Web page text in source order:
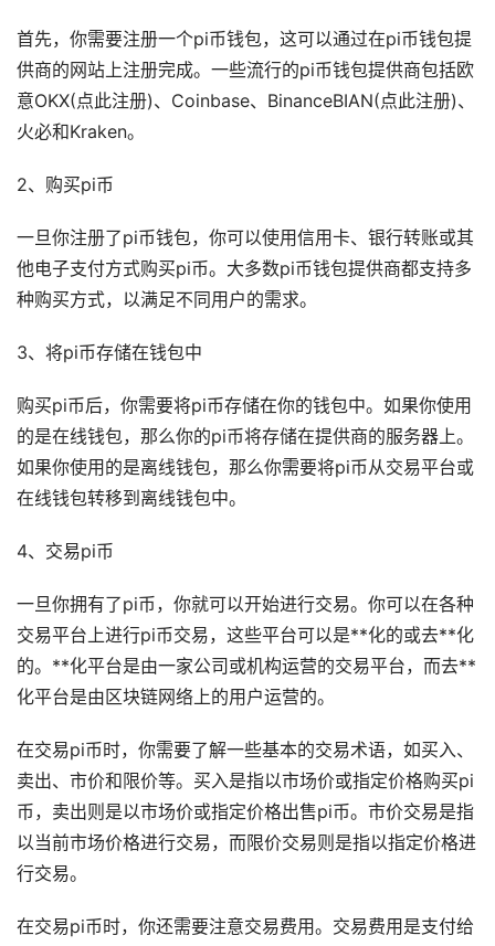
首先，你需要注册一个pi币钱包，这可以通过在pi币钱包提
供商的网站上注册完成。一些流行的pi币钱包提供商包括欧
意OKX(点此注册)、Coinbase、BinanceBIAN(点此注册)、
火必和Kraken。
2、购买pi币
一旦你注册了pi币钱包，你可以使用信用卡、银行转账或其
他电子支付方式购买pi币。大多数pi币钱包提供商都支持多
种购买方式，以满足不同用户的需求。
3、将pi币存储在钱包中
购买pi币后，你需要将pi币存储在你的钱包中。如果你使用
的是在线钱包，那么你的pi币将存储在提供商的服务器上。
如果你使用的是离线钱包，那么你需要将pi币从交易平台或
在线钱包转移到离线钱包中。
4、交易pi币
一旦你拥有了pi币，你就可以开始进行交易。你可以在各种
交易平台上进行pi币交易，这些平台可以是**化的或去**化
的。**化平台是由一家公司或机构运营的交易平台，而去**
化平台是由区块链网络上的用户运营的。
在交易pi币时，你需要了解一些基本的交易术语，如买入、
卖出、市价和限价等。买入是指以市场价或指定价格购买pi
币，卖出则是以市场价或指定价格出售pi币。市价交易是指
以当前市场价格进行交易，而限价交易则是指以指定价格进
行交易。
在交易pi币时，你还需要注意交易费用。交易费用是支付给